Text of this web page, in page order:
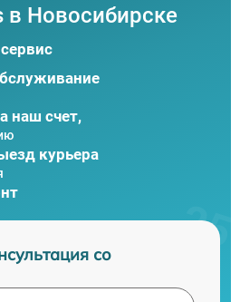
в Новосибирске
наш счет,
курьера
со